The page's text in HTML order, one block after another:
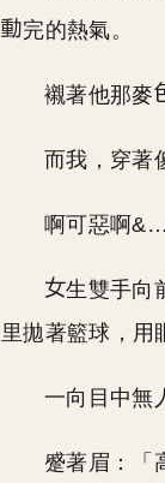
完的熱氣。
襯著他那麥
而我，穿著
啊可惡啊
生雙手向
里拋著籃球，用
一向目中無
蹙著眉：「